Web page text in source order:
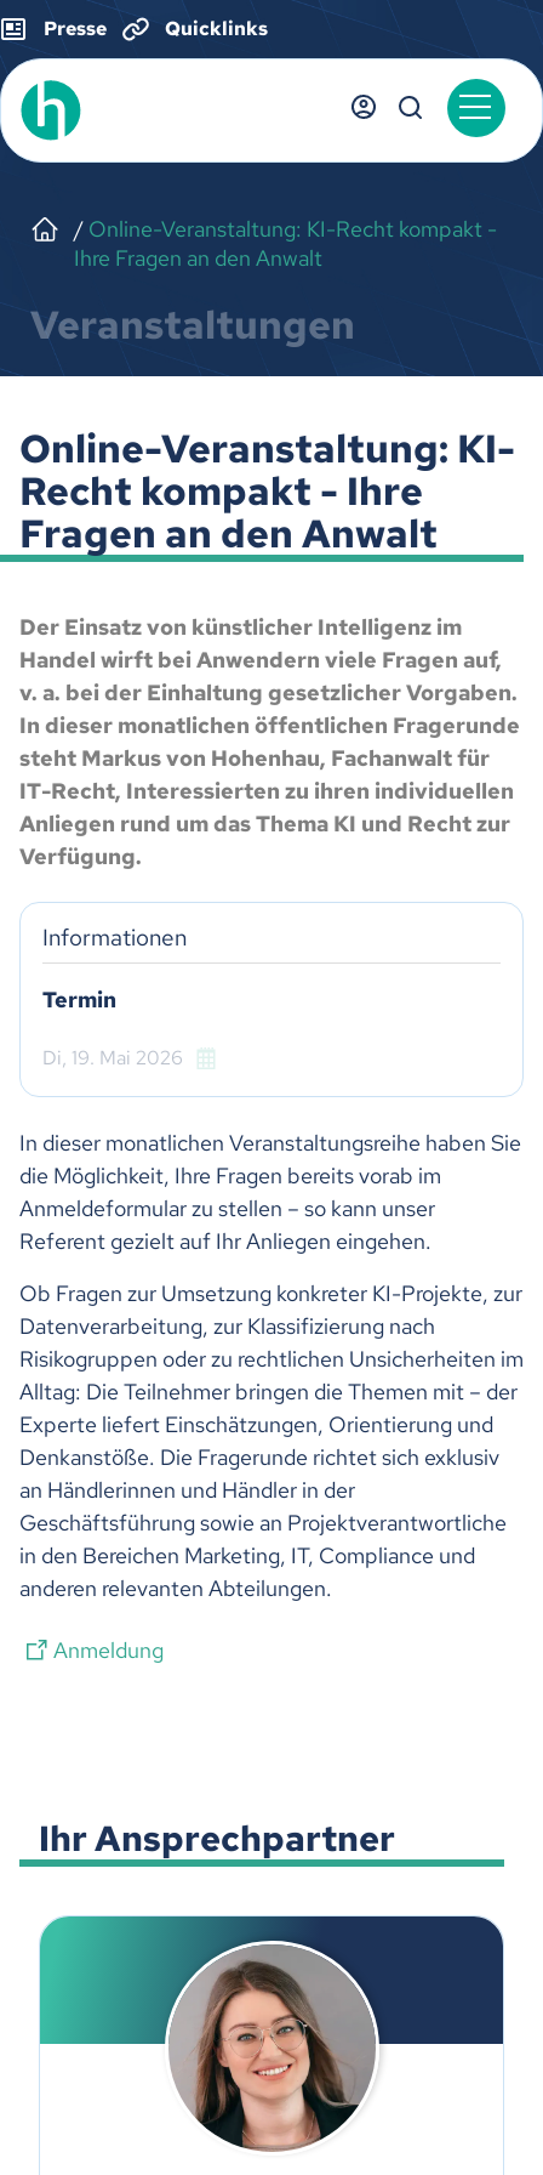
Presse Quicklinks
Online-Veranstaltung: KI-Recht kompakt -
Ihre Fragen an den Anwalt
Veranstaltungen
Online-Veranstaltung: KI-
Recht kompakt - Ihre
Fragen an den Anwalt
Der Einsatz von künstlicher Intelligenz im
Handel wirft bei Anwendern viele Fragen auf,
v. a. bei der Einhaltung gesetzlicher Vorgaben.
In dieser monatlichen öffentlichen Fragerunde
steht Markus von Hohenhau, Fachanwalt für
IT-Recht, Interessierten zu ihren individuellen
Anliegen rund um das Thema KI und Recht zur
Verfügung.
In dieser monatlichen Veranstaltungsreihe haben Sie
die Möglichkeit, Ihre Fragen bereits vorab im
Anmeldeformular zu stellen – so kann unser
Referent gezielt auf Ihr Anliegen eingehen.
Ob Fragen zur Umsetzung konkreter KI-Projekte, zur
Datenverarbeitung, zur Klassifizierung nach
Risikogruppen oder zu rechtlichen Unsicherheiten im
Alltag: Die Teilnehmer bringen die Themen mit – der
Experte liefert Einschätzungen, Orientierung und
Denkanstöße. Die Fragerunde richtet sich exklusiv
an Händlerinnen und Händler in der
Geschäftsführung sowie an Projektverantwortliche
in den Bereichen Marketing, IT, Compliance und
anderen relevanten Abteilungen.
Anmeldung
Informationen
Termin
Di, 19. Mai 2026
Ihr Ansprechpartner